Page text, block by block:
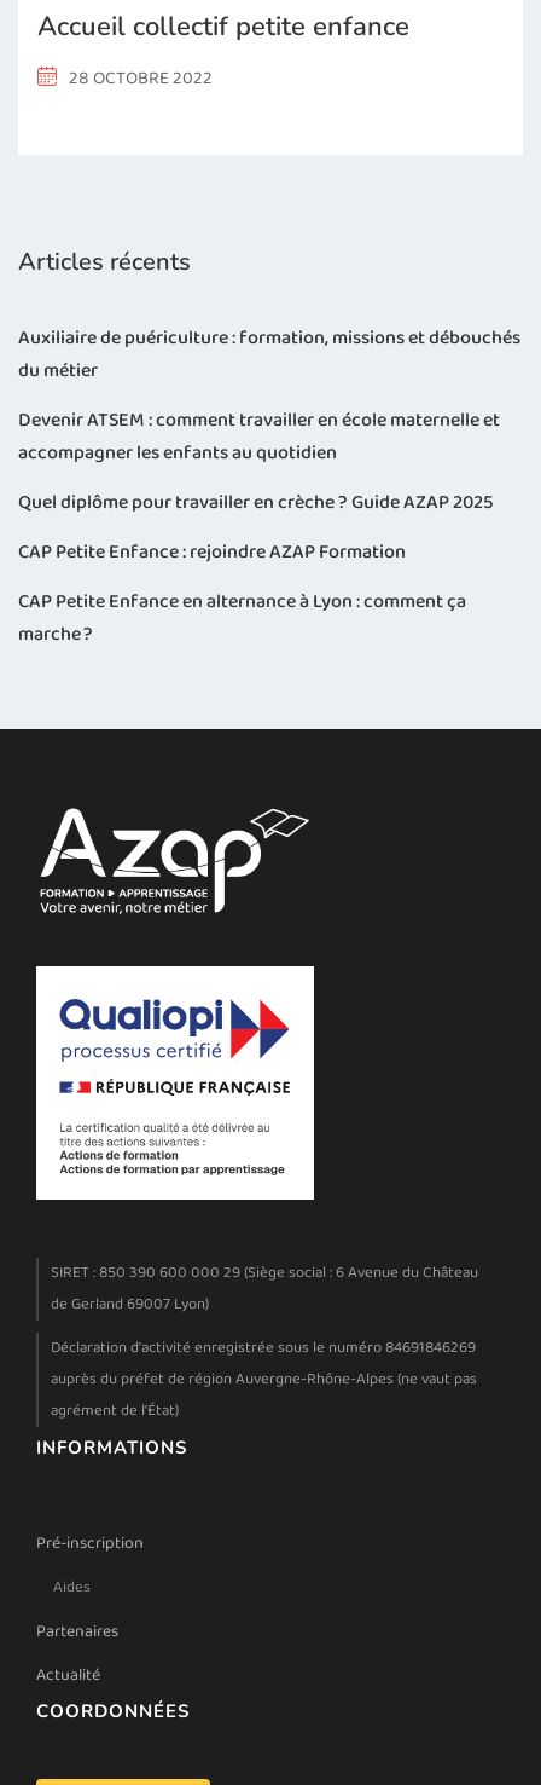
Accueil collectif petite enfance
28 OCTOBRE 2022
Articles récents
Auxiliaire de puériculture : formation, missions et débouchés
du métier
Devenir ATSEM : comment travailler en école maternelle et
accompagner les enfants au quotidien
Quel diplôme pour travailler en crèche ? Guide AZAP 2025
CAP Petite Enfance : rejoindre AZAP Formation
CAP Petite Enfance en alternance à Lyon : comment ça
marche ?
SIRET : 850 390 600 000 29 (Siège social : 6 Avenue du Château
de Gerland 69007 Lyon)
Déclaration d'activité enregistrée sous le numéro 84691846269
auprès du préfet de région Auvergne-Rhône-Alpes (ne vaut pas
agrément de l'État)
INFORMATIONS
Pré-inscription
Aides
Partenaires
Actualité
COORDONNÉES